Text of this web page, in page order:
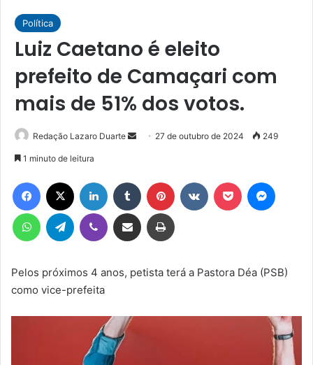
Política
Luiz Caetano é eleito
prefeito de Camaçari com
mais de 51% dos votos.
Redação Lazaro Duarte
Mande
mail
27 de outubro de 2024 249
1 minuto de leitura
Facebook Linkedin Tumblr Pinterest Pocket
WhatsAppTelegram Viber Compartilhar via e-mail Imprimir
Pelos próximos 4 anos, petista terá a Pastora Déa (PSB)
como vice-prefeita